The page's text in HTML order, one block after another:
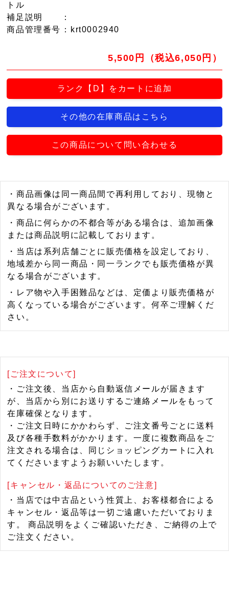
トル
補足説明
：
商品管理番号 ：krt0002940
5,500円（税込6,050円）
ランク【D】をカートに追加
その他の在庫商品はこちら
この商品について問い合わせる
・商品画像は同一商品間で再利用しており、現物と
異なる場合がございます。
・商品に何らかの不都合等がある場合は、追加画像
または商品説明に記載しております。
・当店は系列店舗ごとに販売価格を設定しており、
地域差から同一商品・同一ランクでも販売価格が異
なる場合がございます。
・レア物や入手困難品などは、定価より販売価格が
高くなっている場合がございます。何卒ご理解くだ
さい。
[ご注文について]
・ご注文後、当店から自動返信メールが届きます
が、当店から別にお送りするご連絡メールをもって
在庫確保となります。
・ご注文日時にかかわらず、ご注文番号ごとに送料
及び各種手数料がかかります。一度に複数商品をご
注文される場合は、同じショッピングカートに入れ
てくださいますようお願いいたします。
[キャンセル・返品についてのご注意]
・当店では中古品という性質上、お客様都合による
キャンセル・返品等は一切ご遠慮いただいておりま
す。 商品説明をよくご確認いただき、ご納得の上で
ご注文ください。